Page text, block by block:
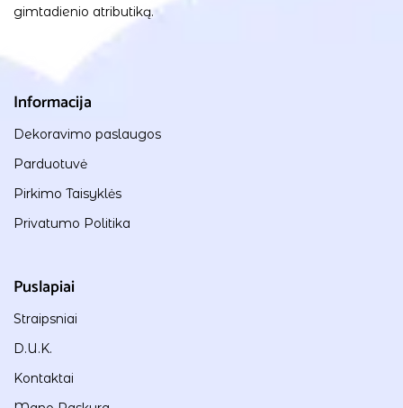
gimtadienio atributiką.
Informacija
Dekoravimo paslaugos
Parduotuvė
Pirkimo Taisyklės
Privatumo Politika
Puslapiai
Straipsniai
D.U.K.
Kontaktai